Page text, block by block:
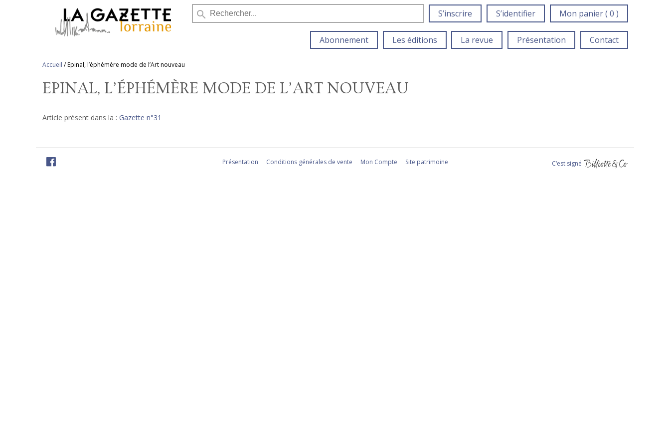
search S’inscrire S’identifier Mon panier ( 0 )
Abonnement Les éditions La revue Présentation Contact
Accueil /Epinal, l’éphémère mode de l’Art nouveau
EPINAL, L’ÉPHÉMÈRE MODE DE L’ART NOUVEAU
Article présent dans la : Gazette n°31
Présentation Conditions générales de vente Mon Compte Site patrimoine C‘est signé